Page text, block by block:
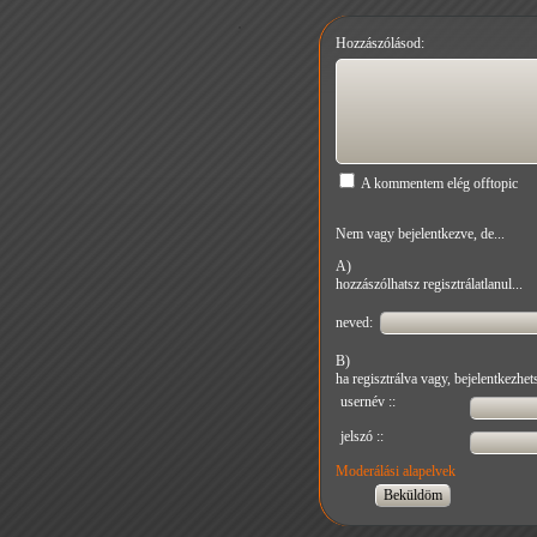
Hozzászólásod:
A kommentem elég offtopic
Nem vagy bejelentkezve, de...
A)
hozzászólhatsz regisztrálatlanul...
neved:
B)
ha regisztrálva vagy,
usernév ::
jelszó ::
Moderálási alapelvek